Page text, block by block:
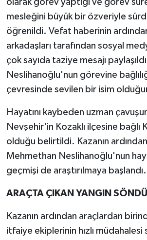
olarak görev yaptığı ve görev
mesleğini büyük bir özveriyle
öğrenildi. Vefat haberinin ardından
arkadaşları tarafından sosyal
çok sayıda taziye mesajı
Neslihanoğlu'nun görevine
çevresinde sevilen bir isim
Hayatını kaybeden uzman
Nevşehir'in Kozaklı ilçesine bağlı
olduğu belirtildi. Kazanın
Mehmethan Neslihanoğlu'nun
geçmişi de araştırılmaya başlandı.
ARAÇTA ÇIKAN YANGIN
Kazanın ardından araçlardan
itfaiye ekiplerinin hızlı müdahalesi